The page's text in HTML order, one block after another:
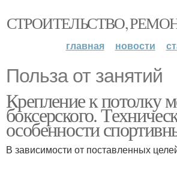
СТРОИТЕЛЬСТВО,
главная новости
Польза от занятий
Крепление к потолку
боксерского.
особенности
В зависимости от поставленных